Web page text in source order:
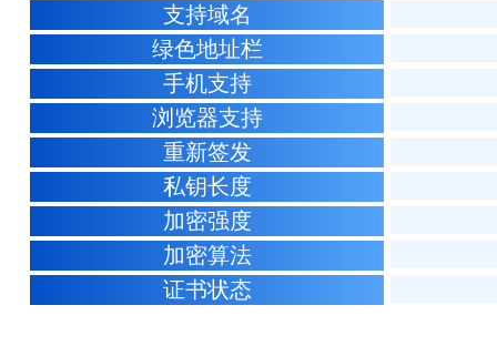
支持域名
绿色地址栏
手机支持
浏览器支持
重新签发
私钥长度
加密强度
加密算法
证书状态